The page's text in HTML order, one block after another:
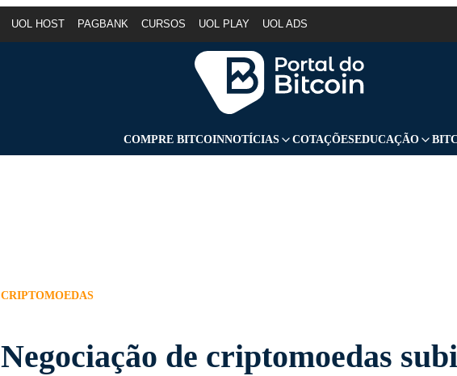
UOL HOST PAGBANK CURSOS UOL PLAY UOL ADS
COMPRE BITCOINNOTÍCIAS COTAÇÕESEDUCAÇÃO
CRIPTOMOEDAS
Negociação de criptomoedas